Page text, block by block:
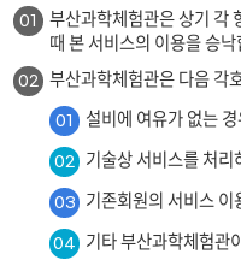
01
부산과학체험관은 상기 각
때 본 서비스의 이용을 승
02 부산과학체험관은 다음 각
01 설비에 여유가 없는
02 기술상 서비스를 처
03 기존회원의 서비스
04 기타 부산과학체험관